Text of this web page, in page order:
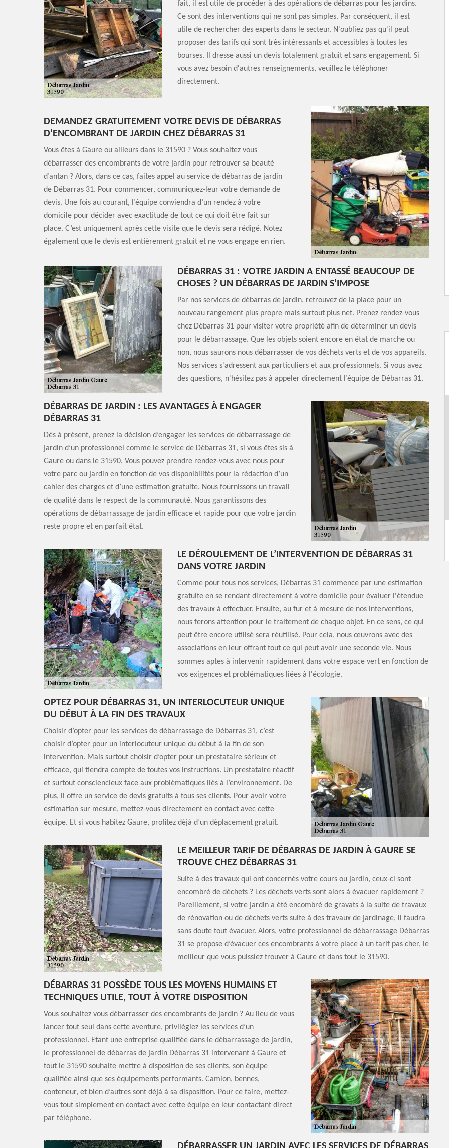
fait, il est utile de procéder à des opérations de débarras pour les jardins.
Ce sont des interventions qui ne sont pas simples. Par conséquent, il est
utile de rechercher des experts dans le secteur. N'oubliez pas qu'il peut
proposer des tarifs qui sont très intéressants et accessibles à toutes les
bourses. Il dresse aussi un devis totalement gratuit et sans engagement. Si
vous avez besoin d'autres renseignements, veuillez le téléphoner
directement.
DEMANDEZ GRATUITEMENT VOTRE DEVIS DE DÉBARRAS
D’ENCOMBRANT DE JARDIN CHEZ DÉBARRAS 31
Vous êtes à Gaure ou ailleurs dans le 31590 ? Vous souhaitez vous
débarrasser des encombrants de votre jardin pour retrouver sa beauté
d’antan ? Alors, dans ce cas, faites appel au service de débarras de jardin
de Débarras 31. Pour commencer, communiquez-leur votre demande de
devis. Une fois au courant, l’équipe conviendra d’un rendez à votre
domicile pour décider avec exactitude de tout ce qui doit être fait sur
place. C’est uniquement après cette visite que le devis sera rédigé. Notez
également que le devis est entièrement gratuit et ne vous engage en rien.
DÉBARRAS 31 : VOTRE JARDIN A ENTASSÉ BEAUCOUP DE
CHOSES ? UN DÉBARRAS DE JARDIN S’IMPOSE
Par nos services de débarras de jardin, retrouvez de la place pour un
nouveau rangement plus propre mais surtout plus net. Prenez rendez-vous
chez Débarras 31 pour visiter votre propriété afin de déterminer un devis
pour le débarrassage. Que les objets soient encore en état de marche ou
non, nous saurons nous débarrasser de vos déchets verts et de vos appareils.
Nos services s'adressent aux particuliers et aux professionnels. Si vous avez
des questions, n'hésitez pas à appeler directement l’équipe de Débarras 31.
DÉBARRAS DE JARDIN : LES AVANTAGES À ENGAGER
DÉBARRAS 31
Dès à présent, prenez la décision d’engager les services de débarrassage de
jardin d’un professionnel comme le service de Débarras 31, si vous êtes sis à
Gaure ou dans le 31590. Vous pouvez prendre rendez-vous avec nous pour
votre parc ou jardin en fonction de vos disponibilités pour la rédaction d’un
cahier des charges et d’une estimation gratuite. Nous fournissons un travail
de qualité dans le respect de la communauté. Nous garantissons des
opérations de débarrassage de jardin efficace et rapide pour que votre jardin
reste propre et en parfait état.
LE DÉROULEMENT DE L’INTERVENTION DE DÉBARRAS 31
DANS VOTRE JARDIN
Comme pour tous nos services, Débarras 31 commence par une estimation
gratuite en se rendant directement à votre domicile pour évaluer l'étendue
des travaux à effectuer. Ensuite, au fur et à mesure de nos interventions,
nous ferons attention pour le traitement de chaque objet. En ce sens, ce qui
peut être encore utilisé sera réutilisé. Pour cela, nous œuvrons avec des
associations en leur offrant tout ce qui peut avoir une seconde vie. Nous
sommes aptes à intervenir rapidement dans votre espace vert en fonction de
vos exigences et problématiques liées à l'écologie.
OPTEZ POUR DÉBARRAS 31, UN INTERLOCUTEUR UNIQUE
DU DÉBUT À LA FIN DES TRAVAUX
Choisir d’opter pour les services de débarrassage de Débarras 31, c’est
choisir d’opter pour un interlocuteur unique du début à la fin de son
intervention. Mais surtout choisir d’opter pour un prestataire sérieux et
efficace, qui tiendra compte de toutes vos instructions. Un prestataire réactif
et surtout consciencieux face aux problématiques liés à l’environnement. De
plus, il offre un service de devis gratuits à tous ses clients. Pour avoir votre
estimation sur mesure, mettez-vous directement en contact avec cette
équipe. Et si vous habitez Gaure, profitez déjà d’un déplacement gratuit.
LE MEILLEUR TARIF DE DÉBARRAS DE JARDIN À GAURE SE
TROUVE CHEZ DÉBARRAS 31
Suite à des travaux qui ont concernés votre cours ou jardin, ceux-ci sont
encombré de déchets ? Les déchets verts sont alors à évacuer rapidement ?
Pareillement, si votre jardin a été encombré de gravats à la suite de travaux
de rénovation ou de déchets verts suite à des travaux de jardinage, il faudra
sans doute tout évacuer. Alors, votre professionnel de débarrassage Débarras
31 se propose d’évacuer ces encombrants à votre place à un tarif pas cher, le
meilleur que vous puissiez trouver à Gaure et dans tout le 31590.
DÉBARRAS 31 POSSÈDE TOUS LES MOYENS HUMAINS ET
TECHNIQUES UTILE, TOUT À VOTRE DISPOSITION
Vous souhaitez vous débarrasser des encombrants de jardin ? Au lieu de vous
lancer tout seul dans cette aventure, privilégiez les services d’un
professionnel. Etant une entreprise qualifiée dans le débarrassage de jardin,
le professionnel de débarras de jardin Débarras 31 intervenant à Gaure et
tout le 31590 souhaite mettre à disposition de ses clients, son équipe
qualifiée ainsi que ses équipements performants. Camion, bennes,
conteneur, et bien d’autres sont déjà à sa disposition. Pour ce faire, mettez-
vous tout simplement en contact avec cette équipe en leur contactant direct
par téléphone.